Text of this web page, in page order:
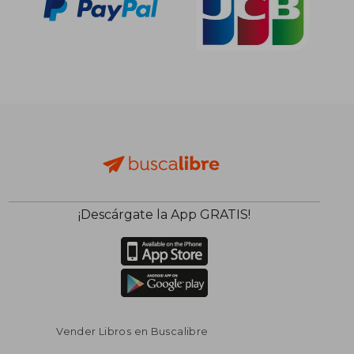
¡Descárgate la App GRATIS!
Vender Libros en Buscalibre